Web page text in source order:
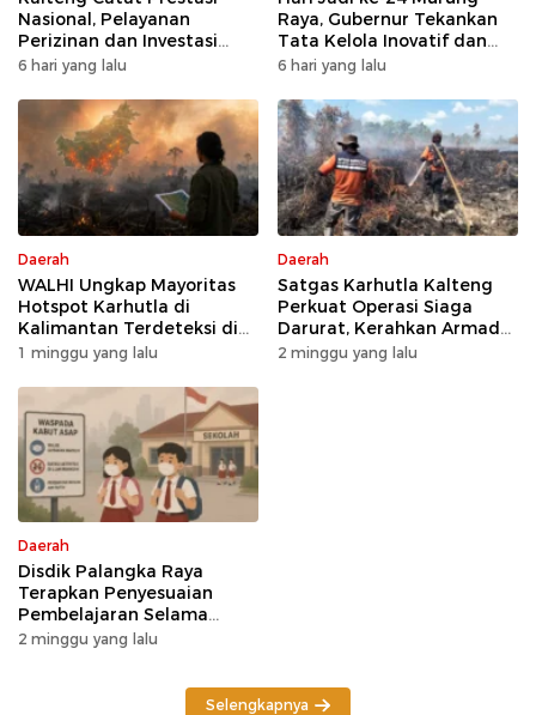
Nasional, Pelayanan
Perizinan dan Investasi
Raih Predikat Sangat Baik
6 hari yang lalu
Raya, Gubernur Tekankan
Tata Kelola Inovatif dan
Kesiapsiagaan Karhutla
6 hari yang lalu
Daerah
WALHI Ungkap Mayoritas
Hotspot Karhutla di
Kalimantan Terdeteksi di
Area Konsesi
1 minggu yang lalu
Daerah
Satgas Karhutla Kalteng
Perkuat Operasi Siaga
Darurat, Kerahkan Armada
Udara dan Darat
2 minggu yang lalu
Daerah
Disdik Palangka Raya
Terapkan Penyesuaian
Pembelajaran Selama
Potensi Karhutla
2 minggu yang lalu
Selengkapnya